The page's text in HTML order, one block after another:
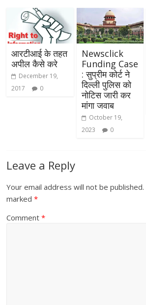
आरटीआई के तहत
अपील कैसे करे
December 19,
2017
0
Newsclick
Funding Case
: सुप्रीम कोर्ट ने
दिल्ली पुलिस को
नोटिस जारी कर
मांगा जवाब
October 19,
2023
0
Leave a Reply
Your email address will not be published.
marked*
Comment*